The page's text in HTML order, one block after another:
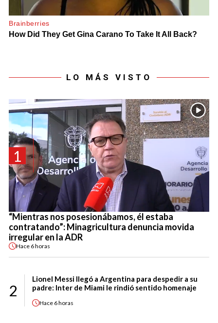
LO MÁS VISTO
1
“Mientras nos posesionábamos, él estaba
contratando”: Minagricultura denuncia movida
irregular en la ADR
Hace 6 horas
2
Lionel Messi llegó a Argentina para despedir a su
padre: Inter de Miami le rindió sentido homenaje
Hace 6 horas